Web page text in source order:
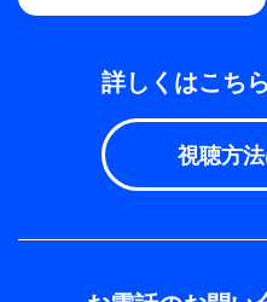
詳しくはこち
視聴方